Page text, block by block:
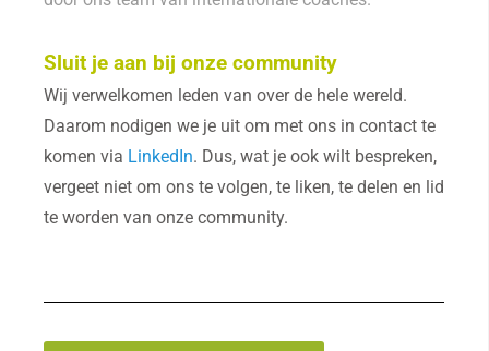
Sluit je aan bij onze community
Wij verwelkomen leden van over de hele wereld.
Daarom nodigen we je uit om met ons in contact te
komen via LinkedIn. Dus, wat je ook wilt bespreken,
vergeet niet om ons te volgen, te liken, te delen en lid
te worden van onze community.